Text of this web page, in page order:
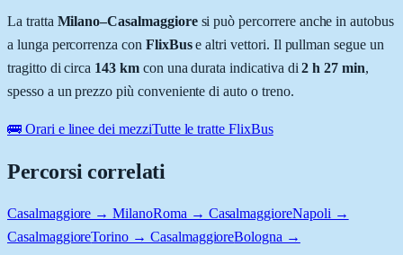
La tratta Milano–Casalmaggioresi può percorrere anche in autobus
a lunga percorrenza con FlixBuse altri vettori. Il pullman segue un
tragitto di circa 143 kmcon una durata indicativa di 2 h 27 min,
spesso a un prezzo più conveniente di auto o treno.
🚌 Orari e linee dei mezziTutte le tratte FlixBus
Percorsi correlati
Casalmaggiore → MilanoRoma → CasalmaggioreNapoli →
CasalmaggioreTorino → CasalmaggioreBologna →